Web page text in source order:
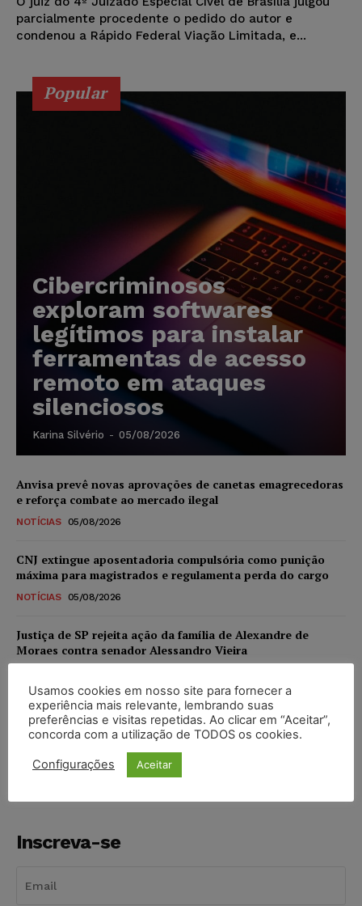
parcialmente procedente o pedido do autor e
condenou a Rápido Federal Viação Limitada, e...
Popular
Cibercriminosos
exploram softwares
legítimos para instalar
ferramentas de acesso
remoto em ataques
silenciosos
Karina Silvério - 05/08/2026
Anvisa prevê novas aprovações de canetas emagrecedoras
e reforça combate ao mercado ilegal
NOTÍCIAS 05/08/2026
CNJ extingue aposentadoria compulsória como punição
máxima para magistrados e regulamenta perda do cargo
NOTÍCIAS 05/08/2026
Justiça de SP rejeita ação da família de Alexandre de
Moraes contra senador Alessandro Vieira
Conselho Nacional de Justiça determina afastamento da
juíza Gabriela Hardt por dois anos
Inscreva-se
Usamos cookies em nosso site para fornecer a
experiência mais relevante, lembrando suas
preferências e visitas repetidas. Ao clicar em “Aceitar”,
concorda com a utilização de TODOS os cookies.
Configurações Aceitar